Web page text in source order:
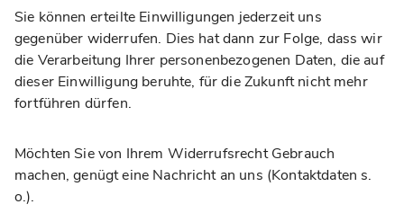
Sie können erteilte Einwilligungen jederzeit uns
gegenüber widerrufen. Dies hat dann zur Folge, dass wir
die Verarbeitung Ihrer personenbezogenen Daten, die auf
dieser Einwilligung beruhte, für die Zukunft nicht mehr
fortführen dürfen.
Möchten Sie von Ihrem Widerrufsrecht Gebrauch
machen, genügt eine Nachricht an uns (Kontaktdaten s.
o.).